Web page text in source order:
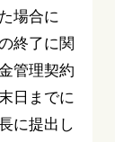
場合に
終了に関
管理契約
日までに
に提出し